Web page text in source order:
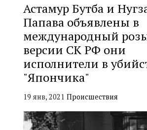
Астамур Бутба и
Папава объявлены в
международный
версии СК РФ они
исполнители в
"Япончика"
19 янв, 2021 Происшествия